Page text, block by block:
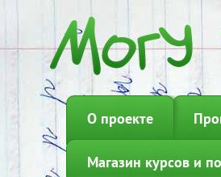
О проекте
Магазин курсов и